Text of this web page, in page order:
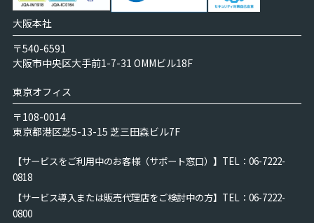
大阪本社
〒540-6591
大阪市中央区大手前1-7-31 OMMビル18F
東京オフィス
〒108-0014
東京都港区芝5-13-15 芝三田森ビル7F
【サービスをご利用中のお客様（サポート窓口）】 TEL：06-7222-
0818
【サービス導入または販売代理店をご検討中の方】 TEL：06-7222-
0800